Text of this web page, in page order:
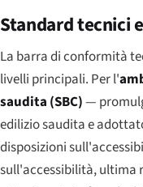
Standard tecnici
La barra di conformità
livelli principali. Per l'
saudita (SBC)—
edilizio saudita e
disposizioni
sull'accessibilità, ultima